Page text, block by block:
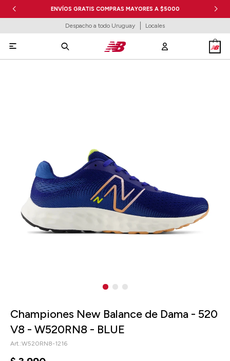
ENVÍOS GRATIS COMPRAS MAYORES A $5000
Despacho a todo Uruguay Locales

Championes New Balance de Dama - 520
V8 - W520RN8 - BLUE
W520RN8-1216